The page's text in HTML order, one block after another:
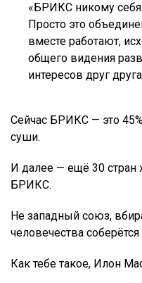
«БРИКС никому себя
Просто это
вместе работают,
общего видения
интересов друг
Сейчас БРИКС — это
суши.
И далее — ещё 30 стран
БРИКС.
Не западный союз,
человечества
Как тебе такое, Илон